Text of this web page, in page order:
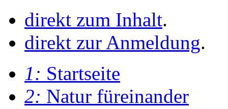
direkt zum Inhalt.
direkt zur Anmeldung.
1: Startseite
2: Natur füreinander